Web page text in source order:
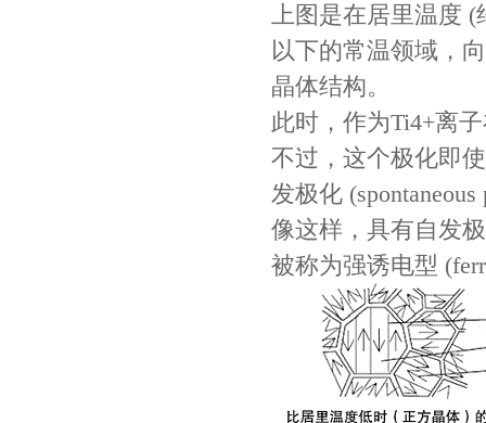
上图是在居里温度 (
以下的常温领域，
晶体结构。
此时，作为Ti4+离
不过，这个极化即
发极化
像这样，具有自发
被称为强诱电型